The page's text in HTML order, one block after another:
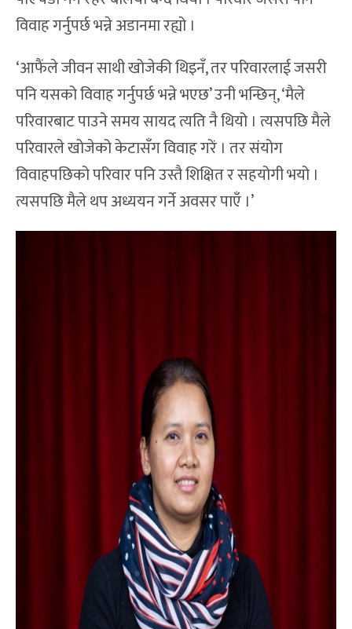
विवाह गर्नुपर्छ भन्ने अडानमा रह्यो ।
‘आफैंले जीवन साथी खोजेकी थिइनँ, तर परिवारलाई जसरी
पनि यसको विवाह गर्नुपर्छ भन्ने भएछ’ उनी भन्छिन्, ‘मैले
परिवारबाट पाउने समय सायद त्यति नै थियो । त्यसपछि मैले
परिवारले खोजेको केटासँग विवाह गरें । तर संयोग
विवाहपछिको परिवार पनि उस्तै शिक्षित र सहयोगी भयो ।
त्यसपछि मैले थप अध्ययन गर्ने अवसर पाएँ ।’